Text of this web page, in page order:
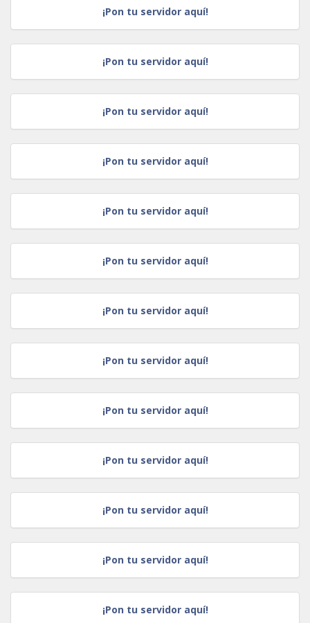
¡Pon tu servidor aquí!
¡Pon tu servidor aquí!
¡Pon tu servidor aquí!
¡Pon tu servidor aquí!
¡Pon tu servidor aquí!
¡Pon tu servidor aquí!
¡Pon tu servidor aquí!
¡Pon tu servidor aquí!
¡Pon tu servidor aquí!
¡Pon tu servidor aquí!
¡Pon tu servidor aquí!
¡Pon tu servidor aquí!
¡Pon tu servidor aquí!